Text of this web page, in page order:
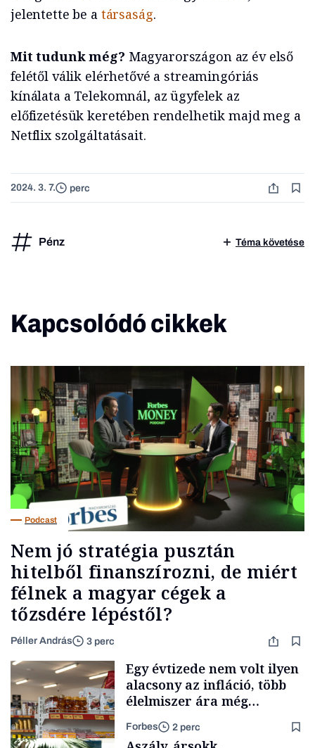
jelentette be a társaság.
Mit tudunk még? Magyarországon az év első
felétől válik elérhetővé a streamingóriás
kínálata a Telekomnál, az ügyfelek az
előfizetésük keretében rendelhetik majd meg a
Netflix szolgáltatásait.
2024. 3. 7. perc
Pénz Téma követése
Kapcsolódó cikkek
Podcast
Nem jó stratégia pusztán
hitelből finanszírozni, de miért
félnek a magyar cégek a
tőzsdére lépéstől?
Péller András 3 perc
Egy évtizede nem volt ilyen
alacsony az infláció, több
élelmiszer ára még
rohamosan csökken is
Forbes 2 perc